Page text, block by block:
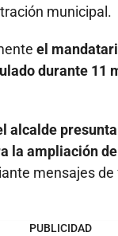
municipal.
el
durante 11
alcalde
la ampliación
mensajes
PUBLICIDAD